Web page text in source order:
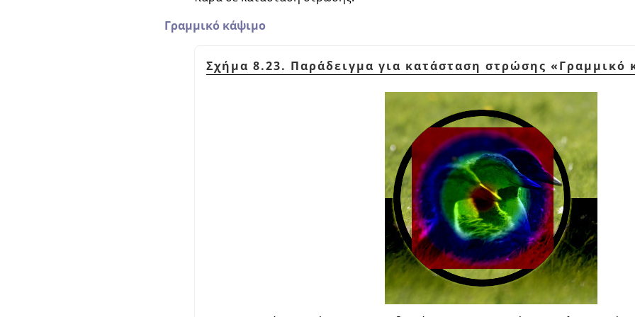
Γραμμικό κάψιμο
Σχήμα 8.23. Παράδειγμα για κατάσταση στρώσης «Γραμμικό